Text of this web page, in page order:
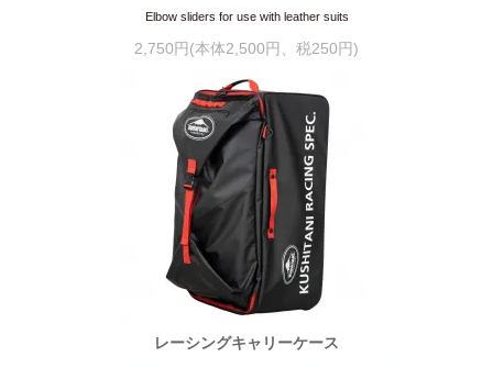
Elbow sliders for use with leather suits
2,750円(本体2,500円、税250円)
レーシングキャリーケース